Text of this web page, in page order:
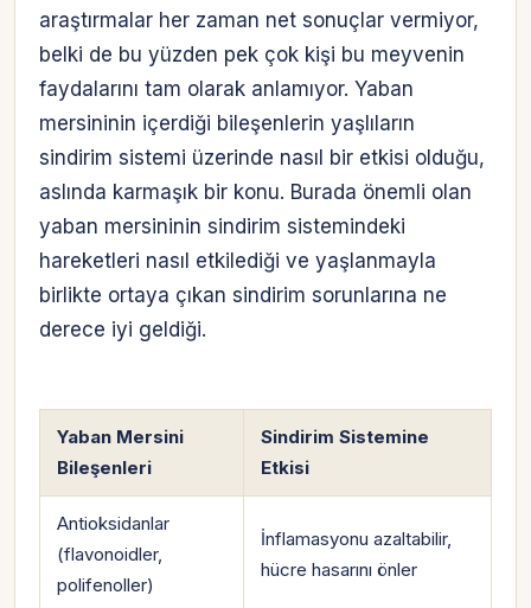
araştırmalar her zaman net sonuçlar vermiyor,
belki de bu yüzden pek çok kişi bu meyvenin
faydalarını tam olarak anlamıyor. Yaban
mersininin içerdiği bileşenlerin yaşlıların
sindirim sistemi üzerinde nasıl bir etkisi olduğu,
aslında karmaşık bir konu. Burada önemli olan
yaban mersininin sindirim sistemindeki
hareketleri nasıl etkilediği ve yaşlanmayla
birlikte ortaya çıkan sindirim sorunlarına ne
derece iyi geldiği.
Yaban Mersini
Bileşenleri
Sindirim Sistemine
Etkisi
Antioksidanlar
(flavonoidler,
polifenoller)
İnflamasyonu azaltabilir,
hücre hasarını önler